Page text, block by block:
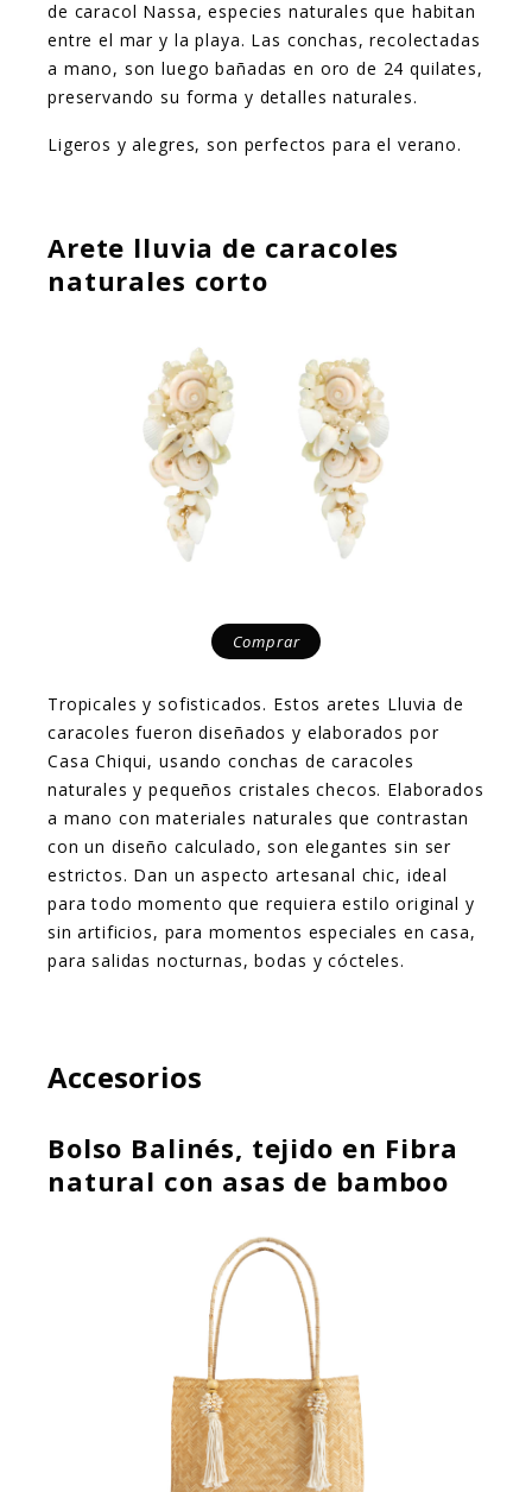
de caracol Nassa, especies naturales que habitan
entre el mar y la playa. Las conchas, recolectadas
a mano, son luego bañadas en oro de 24 quilates,
preservando su forma y detalles naturales.
Ligeros y alegres, son perfectos para el verano.
Arete lluvia de caracoles
naturales corto
Comprar
Tropicales y sofisticados. Estos aretes Lluvia de
caracoles fueron diseñados y elaborados por
Casa Chiqui, usando conchas de caracoles
naturales y pequeños cristales checos. Elaborados
a mano con materiales naturales que contrastan
con un diseño calculado, son elegantes sin ser
estrictos. Dan un aspecto artesanal chic, ideal
para todo momento que requiera estilo original y
sin artificios, para momentos especiales en casa,
para salidas nocturnas, bodas y cócteles.
Accesorios
Bolso Balinés, tejido en Fibra
natural con asas de bamboo